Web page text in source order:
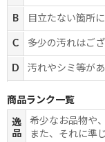
B 目立たない箇所
C 多少の汚れはご
D 汚れやシミ等が
商品ランク一覧
逸
品
希少なお品物や
また、それに準